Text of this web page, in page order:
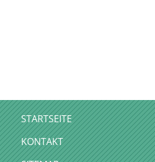
STARTSEITE
KONTAKT